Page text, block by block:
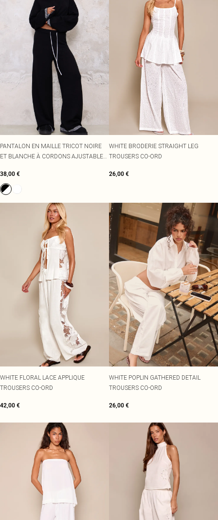
PANTALON EN MAILLE TRICOT NOIRE
ET BLANCHE À CORDONS AJUSTABLES
38,00 €
WHITE BRODERIE STRAIGHT LEG
TROUSERS CO-ORD
26,00 €
WHITE FLORAL LACE APPLIQUE
TROUSERS CO-ORD
42,00 €
WHITE POPLIN GATHERED DETAIL
TROUSERS CO-ORD
26,00 €